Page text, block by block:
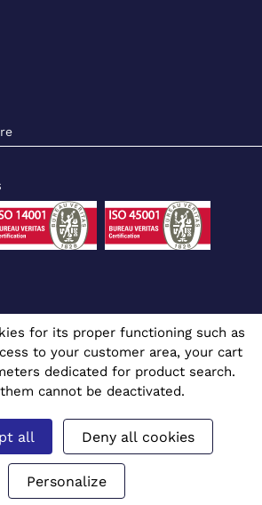
réseaux sociaux
- Tous droits réservés
euros et hors TVA.
for its proper functioning such as
to your customer area, your cart
dedicated for product search.
cannot be deactivated.
all Deny all cookies
Personalize